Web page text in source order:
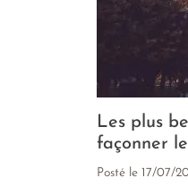
Les plus
façonner
Posté le 17/07/